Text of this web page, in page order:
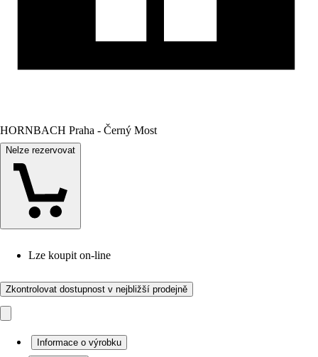
HORNBACH Praha - Černý Most
Nelze rezervovat
Lze koupit on-line
Zkontrolovat dostupnost v nejbližší prodejně
Informace o výrobku